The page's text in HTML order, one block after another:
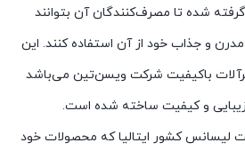
شده تا مصرف‌کنندگان آن بتوانند
و جذاب خود از آن استفاده کنند. این
باکیفیت شرکت ویسن‌تین می‌باشد
زیبایی و کیفیت ساخته شده است.
کشور ایتالیا که محصولات خود